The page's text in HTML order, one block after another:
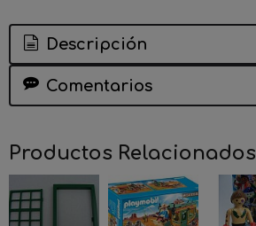
Descripción
Comentarios
Productos Relacionados